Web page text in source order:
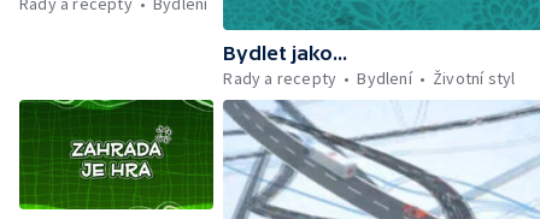
Bydlet jako...
Rady a recepty
Bydlení Životní styl